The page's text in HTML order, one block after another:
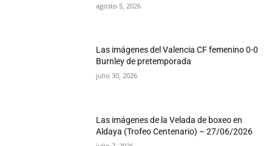
agosto 5, 2026
Las imágenes del Valencia CF femenino 0-0
Burnley de pretemporada
julio 30, 2026
Las imágenes de la Velada de boxeo en
Aldaya (Trofeo Centenario) – 27/06/2026